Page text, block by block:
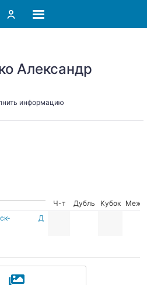
Александр
информацию
Ч-т Дубль Кубок
Межд.
Д